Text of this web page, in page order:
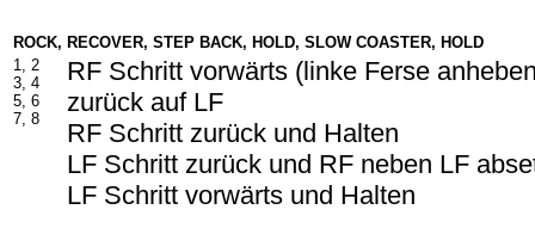
ROCK, RECOVER, STEP BACK, HOLD, SLOW COASTER, HOLD
1, 2
3, 4
5, 6
7, 8
RF Schritt vorwärts (linke Ferse
zurück auf LF
RF Schritt zurück und Halten
LF Schritt zurück und RF neben LF
LF Schritt vorwärts und Halten